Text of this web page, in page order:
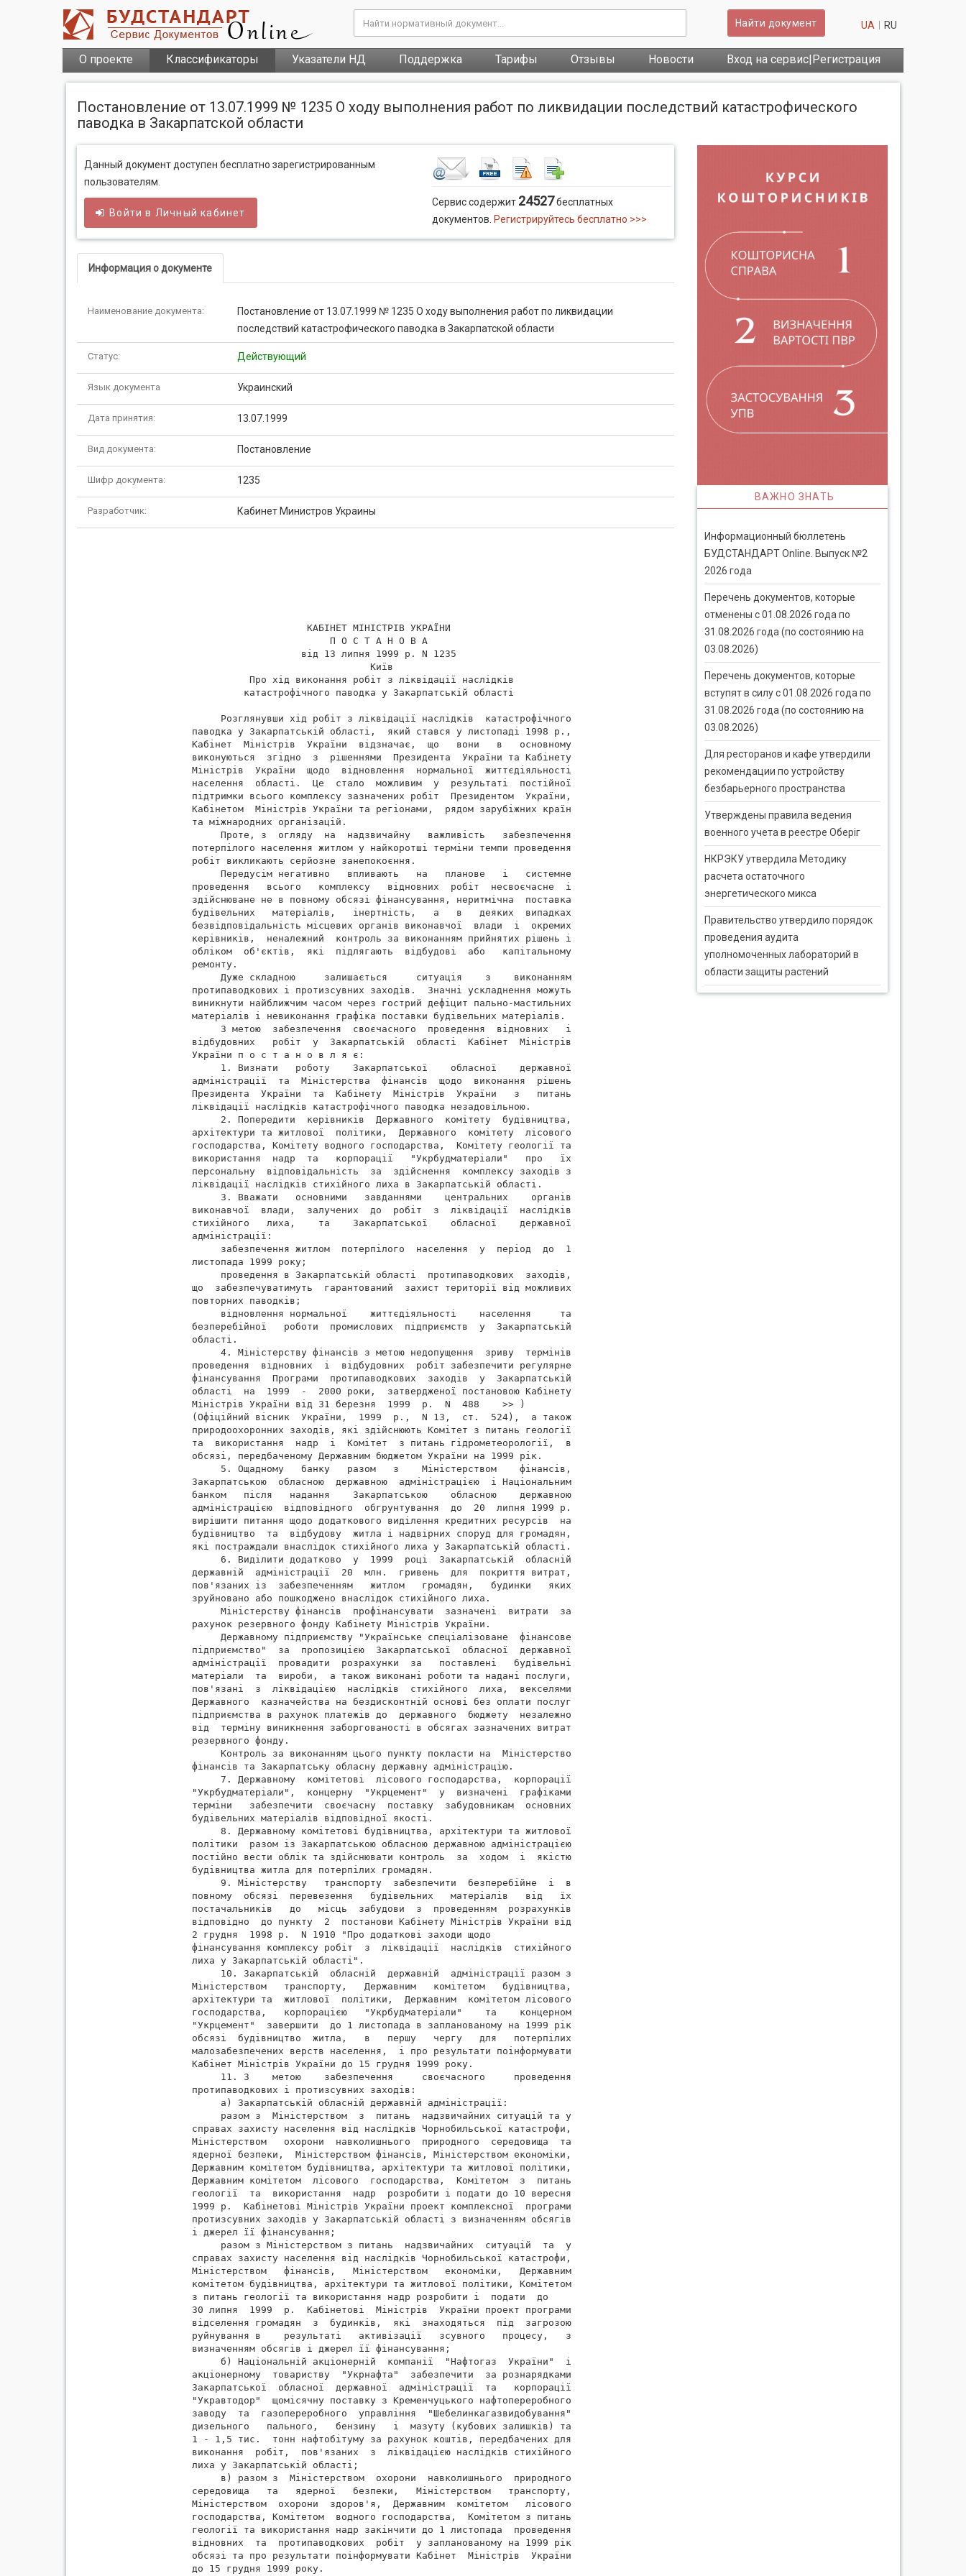
Найти документ UA RU
О проекте Классификаторы Указатели НД Поддержка Тарифы Отзывы Новости Вход на сервис|Регистрация
Постановление от 13.07.1999 № 1235 О ходу выполнения работ по ликвидации последствий катастрофического
паводка в Закарпатской области
Данный документ доступен бесплатно зарегистрированным
пользователям.
Войти в Личный кабинет
Сервис содержит 24527бесплатных
документов. Регистрируйтесь бесплатно >>>
Информация о документе
Наименование документа:
Постановление от 13.07.1999 № 1235 О ходу выполнения работ по ликвидации
последствий катастрофического паводка в Закарпатской области
Статус: Действующий
Язык документа Украинский
Дата принятия: 13.07.1999
Вид документа: Постановление
Шифр документа: 1235
Разработчик: Кабинет Министров Украины
ВАЖНО ЗНАТЬ
Информационный бюллетень
БУДСТАНДАРТ Online. Выпуск №2
2026 года
Перечень документов, которые
отменены с 01.08.2026 года по
31.08.2026 года (по состоянию на
03.08.2026)
Перечень документов, которые
вступят в силу с 01.08.2026 года по
31.08.2026 года (по состоянию на
03.08.2026)
Для ресторанов и кафе утвердили
рекомендации по устройству
безбарьерного пространства
Утверждены правила ведения
военного учета в реестре Оберіг
НКРЭКУ утвердила Методику
расчета остаточного
энергетического микса
Правительство утвердило порядок
проведения аудита
уполномоченных лабораторий в
области защиты растений